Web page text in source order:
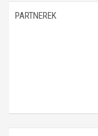
PARTNEREK